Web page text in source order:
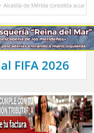
de Mérida consolida acuerdos con
FIFA 2026